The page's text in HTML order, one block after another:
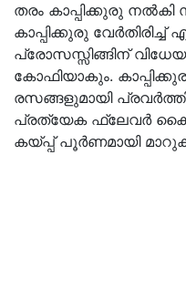
തരം കാപ്പിക്കുരു
കാപ്പിക്കുരു
പ്രോസസ്സിങ്ങിന്
കോഫിയാകും.
രസങ്ങളുമായി
പ്രത്യേക ഫ്ലേവര്‍
കയ്പ്പ് പൂര്‍ണമായി